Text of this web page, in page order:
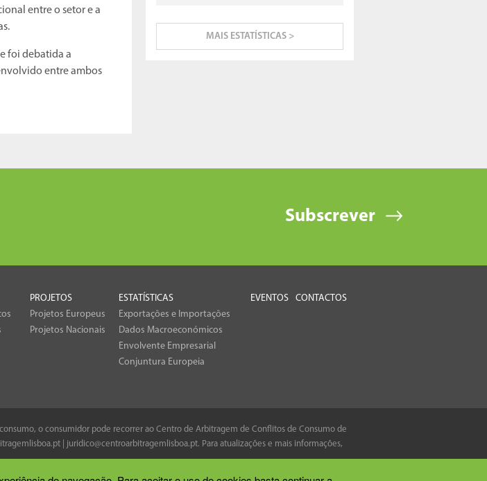
entre o setor e a
foi debatida a
entre ambos
MAIS ESTATÍSTICAS >
Subscrever
PROJETOS
Projetos Europeus
Projetos Nacionais
ESTATÍSTICAS
Exportações e Importações
Dados Macroeconómicos
Envolvente Empresarial
Conjuntura Europeia
EVENTOS CONTACTOS
o consumidor pode recorrer ao Centro de Arbitragem de Conflitos de Consumo de
juridico@centroarbitragemlisboa.pt. Para atualizações e mais informações,